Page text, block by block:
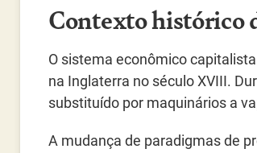
Contexto histórico
O sistema econômico
na Inglaterra no século XVIII.
substituído por maquinários a
A mudança de paradigmas de